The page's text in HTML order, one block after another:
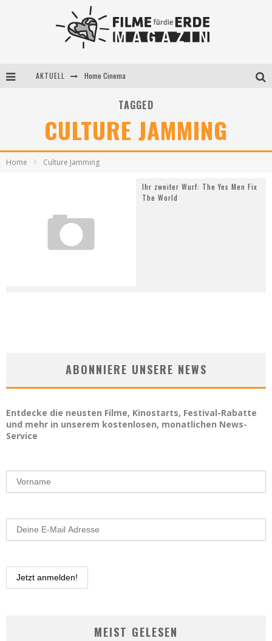
AKTUELL Home Cinema
5 Fragen, 3 Festivalpartner*innen
Filme für die Erde Pop-up Kino am 28. Mai 2021
TAGGED
CULTURE JAMMING
Home Culture Jamming
Ihr zweiter Wurf: The Yes Men Fix
The World
ABONNIERE UNSERE NEWS
Entdecke die neusten Filme, Kinostarts, Festival-Rabatte
und mehr in unserem kostenlosen, monatlichen News-
Service
MEIST GELESEN